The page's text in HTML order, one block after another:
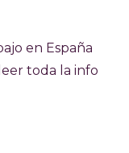
en España
toda la info